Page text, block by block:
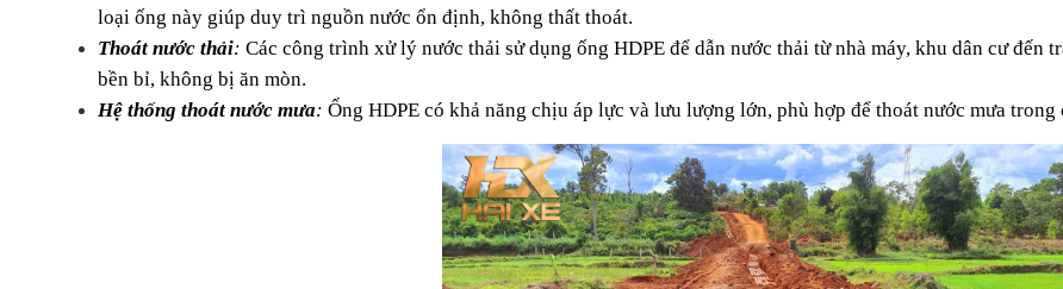
loại ống này giúp duy trì nguồn nước ổn định, không thất thoát.
Thoát nước thải: Các công trình xử lý nước thải sử dụng ống HDPE để dẫn nước thải từ nhà máy, khu dân cư đến
bền bỉ, không bị ăn mòn.
Hệ thống thoát nước mưa: Ống HDPE có khả năng chịu áp lực và lưu lượng lớn, phù hợp để thoát nước mưa